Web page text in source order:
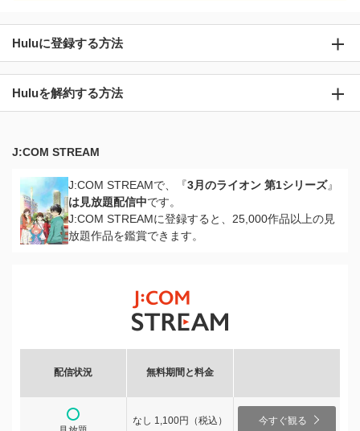
Huluに登録する方法
Huluを解約する方法
J:COM STREAM
J:COM STREAMで、『3月のライオン 第1シリーズ』
は見放題配信中です。
J:COM STREAMに登録すると、25,000作品以上の見
放題作品を鑑賞できます。
配信状況 無料期間と料金
なし 1,100円（税込） 今すぐ観る